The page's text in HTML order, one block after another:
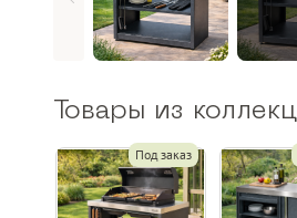
Товары из
Под заказ